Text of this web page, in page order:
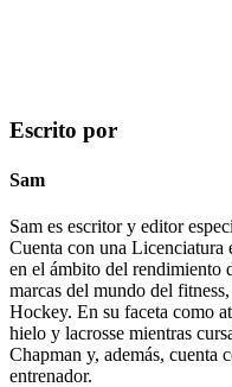
Escrito por
Sam
Sam es escritor y editor
Cuenta con una
en el ámbito del rendimiento
marcas del mundo del
Hockey. En su faceta como
hielo y lacrosse mientras
Chapman y, además, cuenta
entrenador.